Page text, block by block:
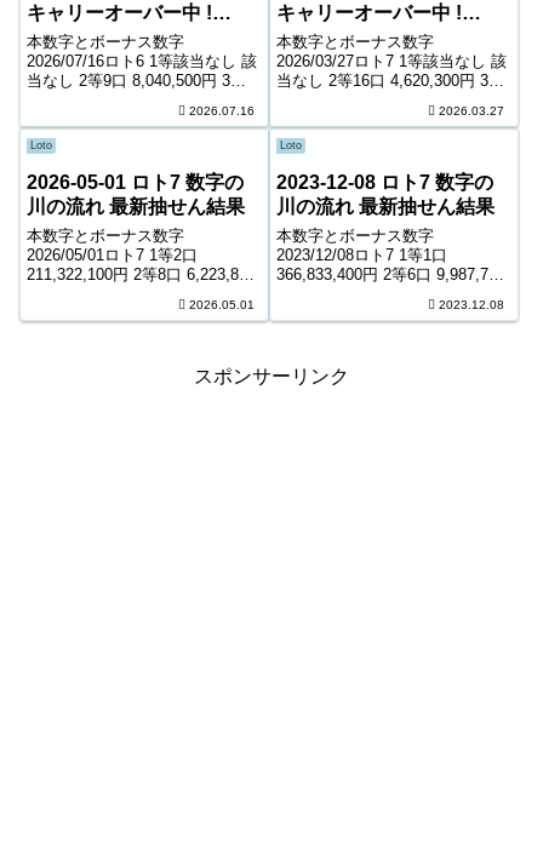
キャリーオーバー中 !
418,643,783円
本数字とボーナス数字
2026/07/16ロト6 1等該当なし 該
当なし 2等9口 8,040,500円 3等
7,200円 5等201,006口 1,000円
キャリーオーバー 418,643...
2026.07.16
キャリーオーバー中 !
2,196,737,615円
本数字とボーナス数字
2026/03/27ロト7 1等該当なし 該
当なし 2等16口 4,620,300円 3等
6,500円 5等125,711口 1,300円 6
等217,487口 900円 ...
2026.03.27
Loto
2026-05-01 ロト7 数字の
川の流れ 最新抽せん結果
本数字とボーナス数字
2026/05/01ロト7 1等2口
211,322,100円 2等8口 6,223,800
口 5,200円 5等93,317口 1,200円
2026.05.01
Loto
2023-12-08 ロト7 数字の
川の流れ 最新抽せん結果
本数字とボーナス数字
2023/12/08ロト7 1等1口
366,833,400円 2等6口 9,987,700
口 9,600円 5等84,631口 1,400円
2023.12.08
スポンサーリンク